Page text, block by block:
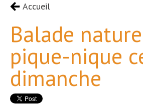
Accueil
Balade
pique-nique
dimanche